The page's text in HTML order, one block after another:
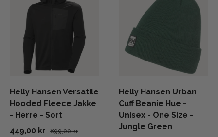
Helly Hansen Versatile
Hooded Fleece Jakke
- Herre - Sort
449,00 kr
899,00 kr
Helly Hansen Urban
Cuff Beanie Hue -
Unisex - One Size -
Jungle Green